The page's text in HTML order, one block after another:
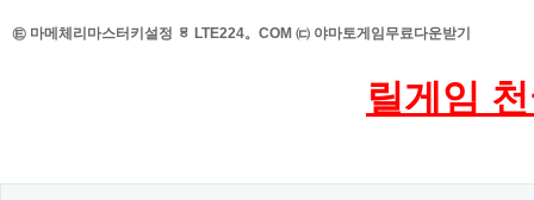
㉫ 마메체리마스터키설정 ㅱ LTE224。COM ㈂ 야마토게임무료다운받기
릴게임